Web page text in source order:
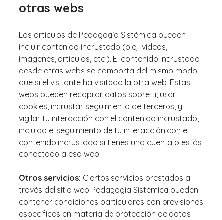
otras webs
Los artículos de Pedagogía Sistémica pueden
incluir contenido incrustado (p.ej. vídeos,
imágenes, artículos, etc.). El contenido incrustado
desde otras webs se comporta del mismo modo
que si el visitante ha visitado la otra web. Estas
webs pueden recopilar datos sobre ti, usar
cookies, incrustar seguimiento de terceros, y
vigilar tu interacción con el contenido incrustado,
incluido el seguimiento de tu interacción con el
contenido incrustado si tienes una cuenta o estás
conectado a esa web.
Otros servicios: Ciertos servicios prestados a
través del sitio web Pedagogía Sistémica pueden
contener condiciones particulares con previsiones
específicas en materia de protección de datos